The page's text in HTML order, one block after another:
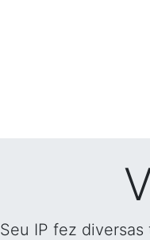
Seu IP fez